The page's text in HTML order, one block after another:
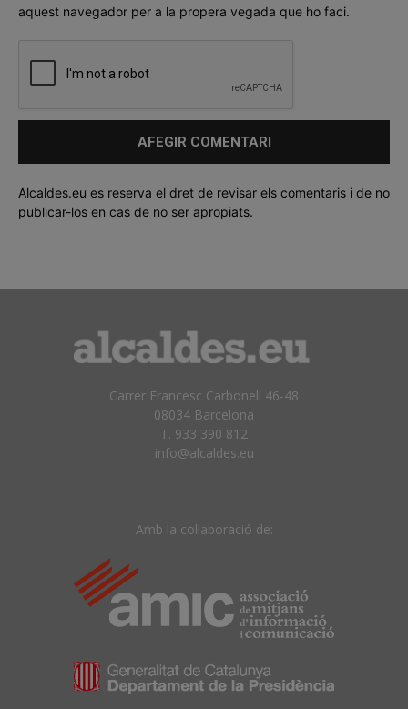
aquest navegador per a la propera vegada que ho faci.
Alcaldes.eu es reserva el dret de revisar els comentaris i de no
publicar-los en cas de no ser apropiats.
Carrer Francesc Carbonell 46-48
08034 Barcelona
T. 933 390 812
info@alcaldes.eu
Amb la col·laboració de: